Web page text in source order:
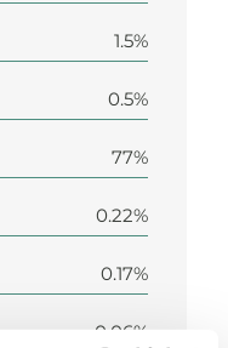
1.5%
0.5%
77%
0.22%
0.17%
0.06%